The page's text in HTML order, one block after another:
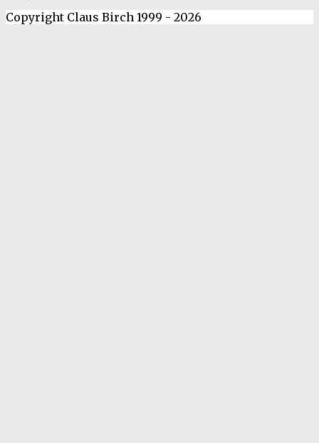
Copyright Claus Birch 1999 - 2026